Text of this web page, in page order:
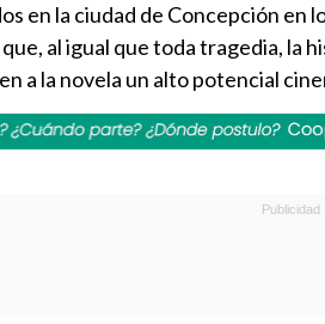
en la ciudad de Concepción en
al igual que toda tragedia, la
a la novela un alto potencial